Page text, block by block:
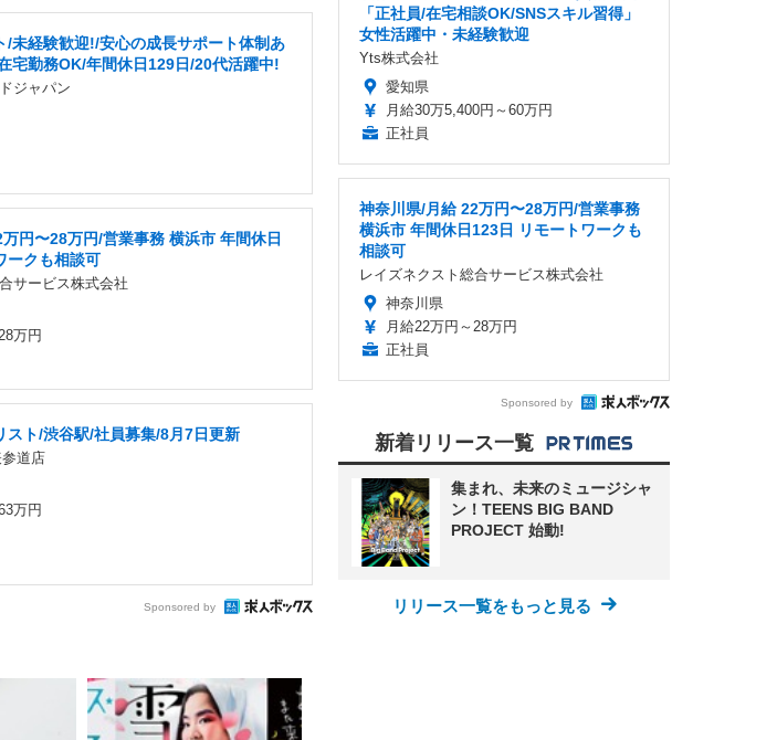
/未経験歓迎!/安心の成長サポート体制あ
宅勤務OK/年間休日129日/20代活躍中!
ジャパン
円〜28万円/営業事務 横浜市 年間休日
ークも相談可
サービス株式会社
万円
スト/渋谷駅/社員募集/8月7日更新
道店
万円
Sponsored by
「正社員/在宅相談OK/SNSスキル習得」
女性活躍中・未経験歓迎
Yts株式会社
愛知県
月給30万5,400円～60万円
正社員
神奈川県/月給 22万円〜28万円/営業事務
横浜市 年間休日123日 リモートワークも
相談可
レイズネクスト総合サービス株式会社
神奈川県
月給22万円～28万円
正社員
Sponsored by
新着リリース一覧
集まれ、未来のミュージシャ
ン！TEENS BIG BAND
PROJECT 始動!
リリース一覧をもっと見る